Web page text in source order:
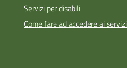
Servizi per disabili
Come fare ad accedere ai servizi